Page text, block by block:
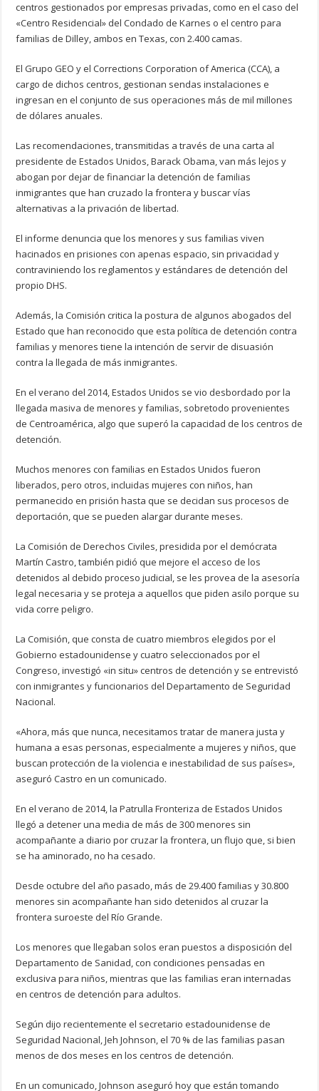
centros gestionados por empresas privadas, como en el caso del
«Centro Residencial» del Condado de Karnes o el centro para
familias de Dilley, ambos en Texas, con 2.400 camas.
El Grupo GEO y el Corrections Corporation of America (CCA), a
cargo de dichos centros, gestionan sendas instalaciones e
ingresan en el conjunto de sus operaciones más de mil millones
de dólares anuales.
Las recomendaciones, transmitidas a través de una carta al
presidente de Estados Unidos, Barack Obama, van más lejos y
abogan por dejar de financiar la detención de familias
inmigrantes que han cruzado la frontera y buscar vías
alternativas a la privación de libertad.
El informe denuncia que los menores y sus familias viven
hacinados en prisiones con apenas espacio, sin privacidad y
contraviniendo los reglamentos y estándares de detención del
propio DHS.
Además, la Comisión critica la postura de algunos abogados del
Estado que han reconocido que esta política de detención contra
familias y menores tiene la intención de servir de disuasión
contra la llegada de más inmigrantes.
En el verano del 2014, Estados Unidos se vio desbordado por la
llegada masiva de menores y familias, sobretodo provenientes
de Centroamérica, algo que superó la capacidad de los centros de
detención.
Muchos menores con familias en Estados Unidos fueron
liberados, pero otros, incluidas mujeres con niños, han
permanecido en prisión hasta que se decidan sus procesos de
deportación, que se pueden alargar durante meses.
La Comisión de Derechos Civiles, presidida por el demócrata
Martín Castro, también pidió que mejore el acceso de los
detenidos al debido proceso judicial, se les provea de la asesoría
legal necesaria y se proteja a aquellos que piden asilo porque su
vida corre peligro.
La Comisión, que consta de cuatro miembros elegidos por el
Gobierno estadounidense y cuatro seleccionados por el
Congreso, investigó «in situ» centros de detención y se entrevistó
con inmigrantes y funcionarios del Departamento de Seguridad
Nacional.
«Ahora, más que nunca, necesitamos tratar de manera justa y
humana a esas personas, especialmente a mujeres y niños, que
buscan protección de la violencia e inestabilidad de sus países»,
aseguró Castro en un comunicado.
En el verano de 2014, la Patrulla Fronteriza de Estados Unidos
llegó a detener una media de más de 300 menores sin
acompañante a diario por cruzar la frontera, un flujo que, si bien
se ha aminorado, no ha cesado.
Desde octubre del año pasado, más de 29.400 familias y 30.800
menores sin acompañante han sido detenidos al cruzar la
frontera suroeste del Río Grande.
Los menores que llegaban solos eran puestos a disposición del
Departamento de Sanidad, con condiciones pensadas en
exclusiva para niños, mientras que las familias eran internadas
en centros de detención para adultos.
Según dijo recientemente el secretario estadounidense de
Seguridad Nacional, Jeh Johnson, el 70 % de las familias pasan
menos de dos meses en los centros de detención.
En un comunicado, Johnson aseguró hoy que están tomando